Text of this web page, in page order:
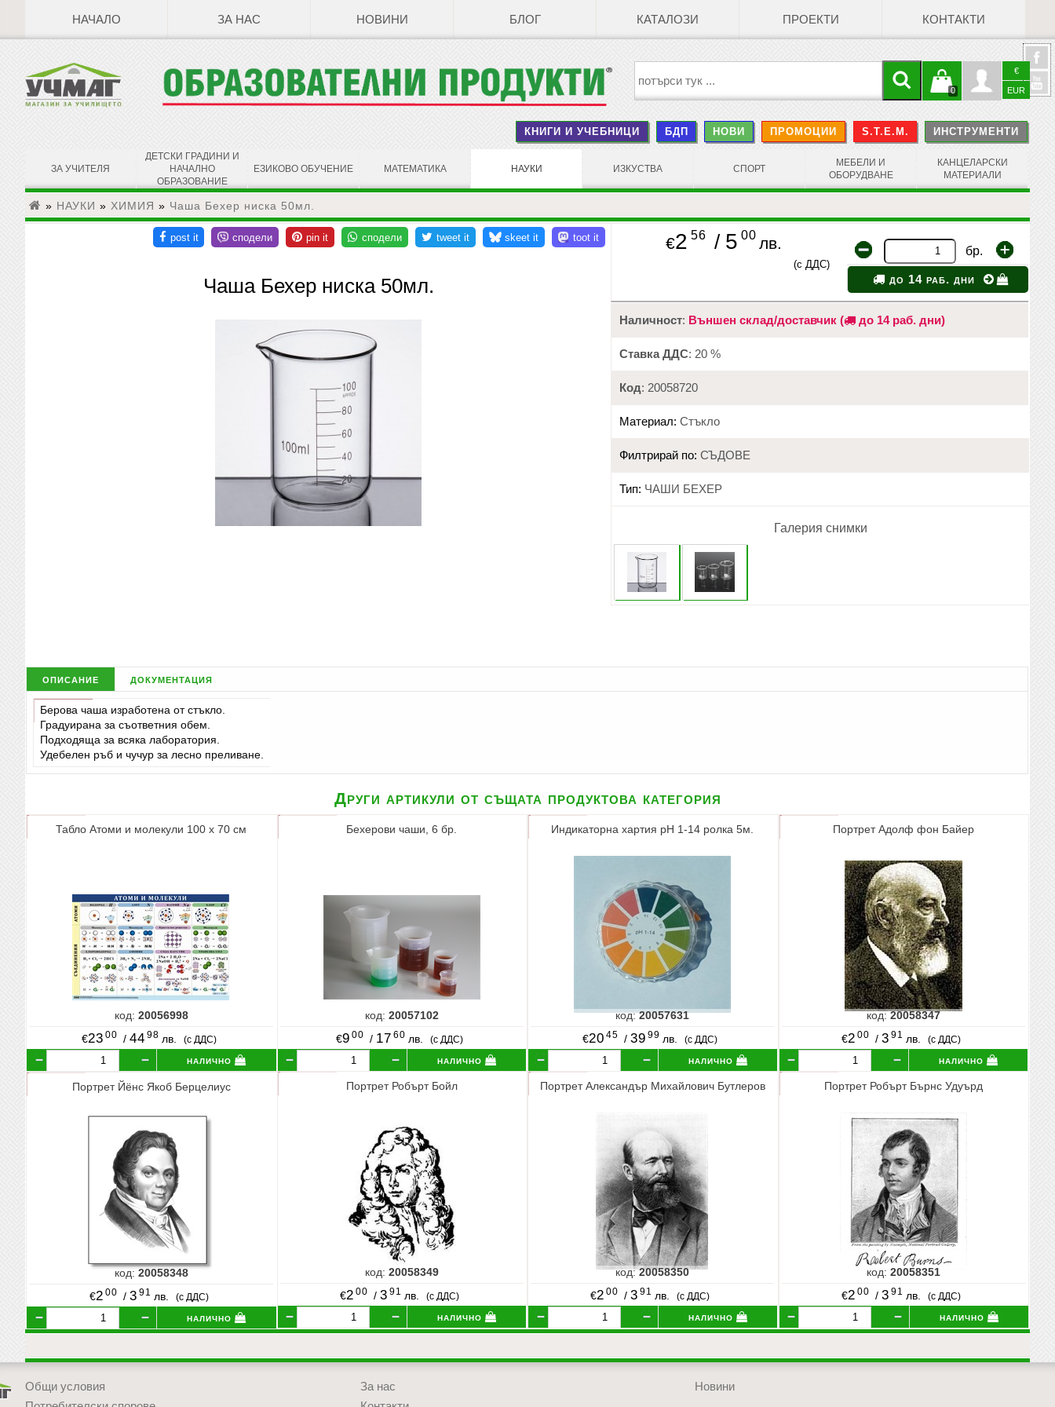
НАЧАЛО ЗА НАС НОВИНИ БЛОГ КАТАЛОЗИ ПРОЕКТИ КОНТАКТИ
€
EUR
Профил
0
Кошницата
е празна
КНИГИ И УЧЕБНИЦИ БДП НОВИ ПРОМОЦИИ S.T.E.M. ИНСТРУМЕНТИ
ЗА УЧИТЕЛЯ
ДЕТСКИ ГРАДИНИ И
НАЧАЛНО
ОБРАЗОВАНИЕ
ЕЗИКОВО ОБУЧЕНИЕ МАТЕМАТИКА НАУКИ ИЗКУСТВА СПОРТ
МЕБЕЛИ И
ОБОРУДВАНЕ
КАНЦЕЛАРСКИ
МАТЕРИАЛИ
» НАУКИ » ХИМИЯ » Чаша Бехер ниска 50мл.
Чаша Бехер ниска 50мл.
€2 56 / 5 00 лв.
(с ДДС)
бр.
до 14 раб. дни
Наличност: Външен склад/доставчик ( до 14 раб. дни)
Ставка ДДС: 20 %
Код: 20058720
Материал: Стъкло
Филтрирай по: СЪДОВЕ
Тип: ЧАШИ БЕХЕР
Галерия снимки
описание документация
Берова чаша изработена от стъкло.
Градуирана за съответния обем.
Подходяща за всяка лаборатория.
Удебелен ръб и чучур за лесно преливане.
Други артикули от същата продуктова категория
Табло Атоми и молекули 100 х 70 см
код: 20056998
€23 00 / 44 98 лв. (с ДДС)
налично
Бехерови чаши, 6 бр.
код: 20057102
€9 00 / 17 60 лв. (с ДДС)
налично
Индикаторна хартия pH 1-14 ролка 5м.
код:20057631
€20 45 /39 99 лв. (с ДДС)
налично
Портрет Адолф фон Байер
код:20058347
€2 00 / 3 91 лв. (с ДДС)
налично
Портрет Йёнс Якоб Берцелиус
код: 20058348
€2 00 / 3 91 лв. (с ДДС)
налично
Портрет Робърт Бойл
код: 20058349
€2 00 / 3 91 лв. (с ДДС)
налично
Портрет Александър Михайлович Бутлеров
код:20058350
€2 00 /3 91 лв. (с ДДС)
налично
Портрет Робърт Бърнс Удуърд
код:20058351
€2 00 /3 91 лв. (с ДДС)
налично
Общи условия
За нас
Новини